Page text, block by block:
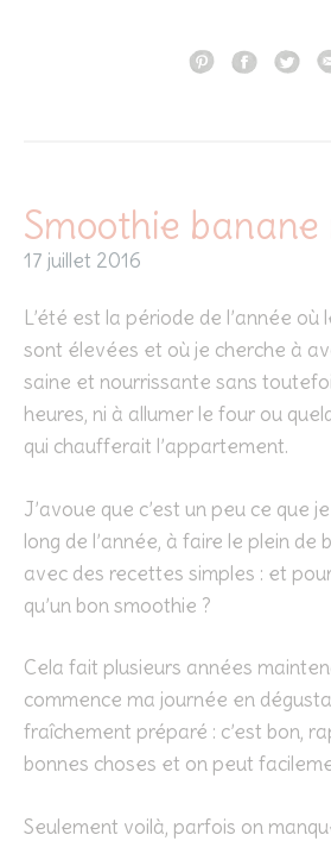
Smoothie
17 juillet 2016
L’été est la période de l’année
sont élevées et où je cherche à
saine et nourrissante sans
heures, ni à allumer le four ou
qui chaufferait l’appartement.
J’avoue que c’est un peu ce que
long de l’année, à faire le plein de
avec des recettes simples : et
qu’un bon smoothie ?
Cela fait plusieurs années
commence ma journée en
fraîchement préparé : c’est bon,
bonnes choses et on peut
Seulement voilà, parfois on